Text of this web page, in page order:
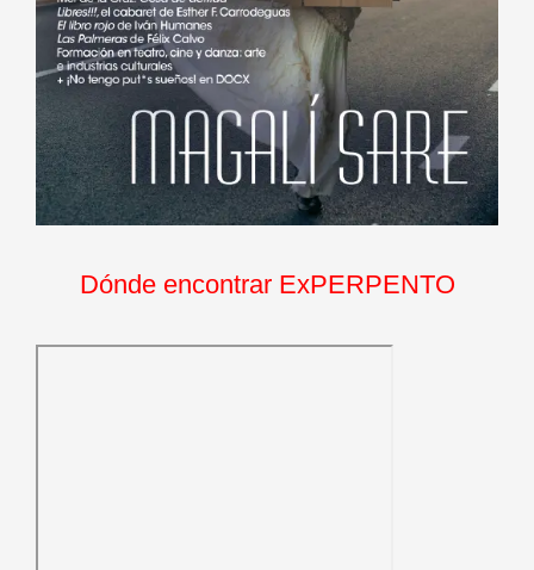
Dónde encontrar ExPERPENTO